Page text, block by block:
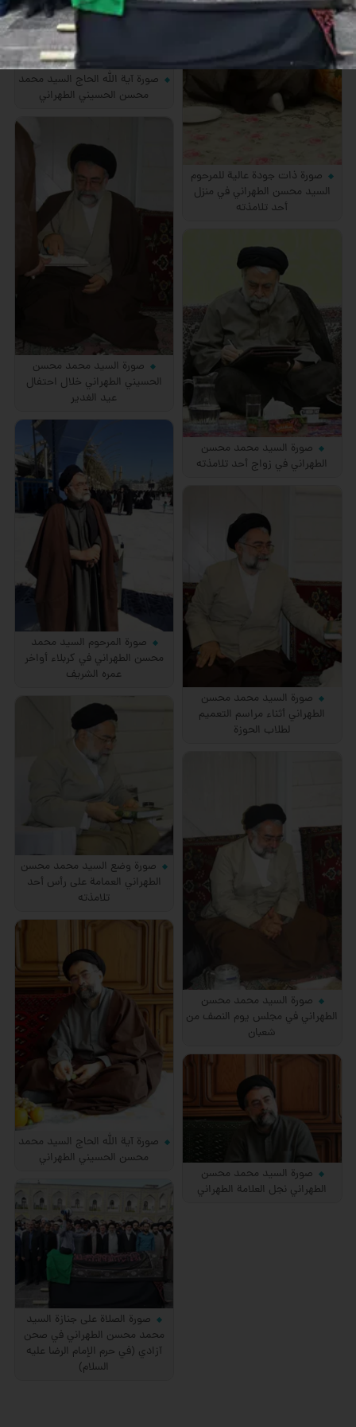
صورة آية الله الحاج السيد محمد
محسن الحسيني الطهراني
صورة ذات جودة عالية للمرحوم
السيد محسن الطهراني في منزل
أحد تلامذته
صورة السيد محمد محسن
الحسيني الطهراني خلال احتفال
عيد الغدير
صورة السيد محمد محسن
الطهراني في زواج أحد تلامذته
صورة المرحوم السيد محمد
محسن الطهراني في كربلاء أواخر
عمره الشريف
صورة السيد محمد محسن
الطهراني أثناء مراسم التعميم
لطلاب الحوزة
صورة وضع السيد محمد محسن
الطهراني العمامة على رأس أحد
تلامذته
صورة السيد محمد محسن
الطهراني في مجلس يوم النصف من
شعبان
صورة آية الله الحاج السيد محمد
محسن الحسيني الطهراني
صورة السيد محمد محسن
الطهراني نجل العلامة الطهراني
صورة الصلاة على جنازة السيد
محمد محسن الطهراني في صحن
آزادي (في حرم الإمام الرضا عليه
السلام)